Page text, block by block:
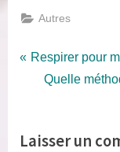
Autres
l’article
P
i
Respirer pour
N
t
Quelle
Laisser un